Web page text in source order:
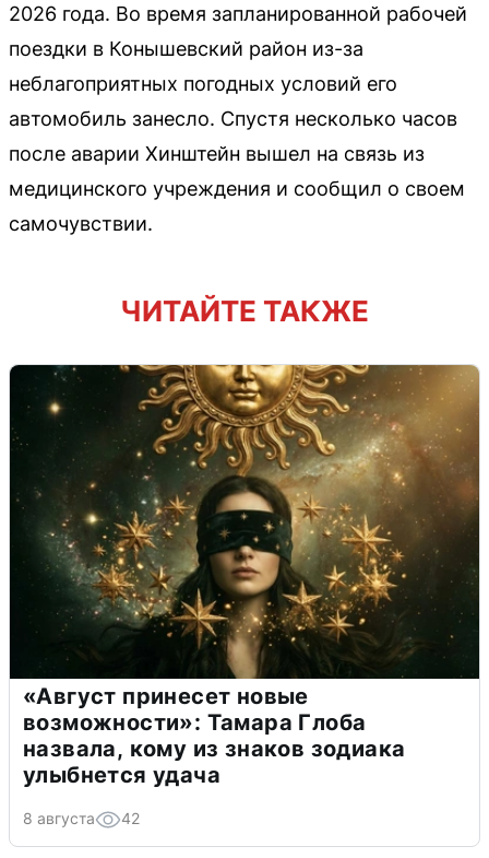
2026 года. Во время запланированной рабочей
поездки в Конышевский район из-за
неблагоприятных погодных условий его
автомобиль занесло. Спустя несколько часов
после аварии Хинштейн вышел на связь из
медицинского учреждения и сообщил о своем
самочувствии.
ЧИТАЙТЕ ТАКЖЕ
«Август принесет новые
возможности»: Тамара Глоба
назвала, кому из знаков зодиака
улыбнется удача
8 августа 42